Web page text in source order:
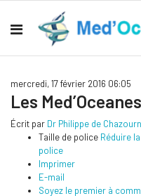
mercredi, 17 février 2016 06:05
Les
Écrit par Dr Philippe de
Taille de police Réduire
police
Imprimer
E-mail
Soyez le premier à